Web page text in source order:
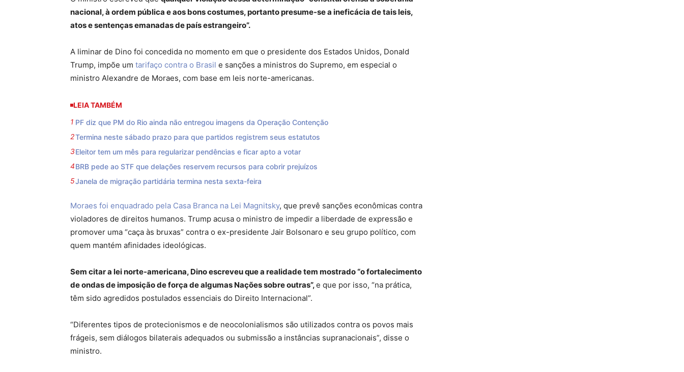
nacional, à ordem pública e aos bons costumes, portanto presume-se a ineficácia de tais leis,
atos e sentenças emanadas de país estrangeiro”.
A liminar de Dino foi concedida no momento em que o presidente dos Estados Unidos, Donald
Trump, impõe um tarifaço contra o Brasil e sanções a ministros do Supremo, em especial o
ministro Alexandre de Moraes, com base em leis norte-americanas.
LEIA TAMBÉM
PF diz que PM do Rio ainda não entregou imagens da Operação Contenção
Termina neste sábado prazo para que partidos registrem seus estatutos
Eleitor tem um mês para regularizar pendências e ficar apto a votar
BRB pede ao STF que delações reservem recursos para cobrir prejuízos
Janela de migração partidária termina nesta sexta-feira
Moraes foi enquadrado pela Casa Branca na Lei Magnitsky, que prevê sanções econômicas contra
violadores de direitos humanos. Trump acusa o ministro de impedir a liberdade de expressão e
promover uma “caça às bruxas” contra o ex-presidente Jair Bolsonaro e seu grupo político, com
quem mantém afinidades ideológicas.
Sem citar a lei norte-americana, Dino escreveu que a realidade tem mostrado “o fortalecimento
de ondas de imposição de força de algumas Nações sobre outras”,e que por isso, “na prática,
têm sido agredidos postulados essenciais do Direito Internacional”.
“Diferentes tipos de protecionismos e de neocolonialismos são utilizados contra os povos mais
frágeis, sem diálogos bilaterais adequados ou submissão a instâncias supranacionais”, disse o
ministro.